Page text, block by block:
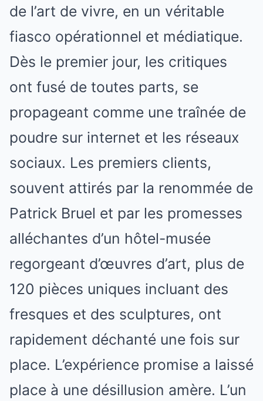
de l’art de vivre, en un véritable
fiasco opérationnel et médiatique.
Dès le premier jour, les critiques
ont fusé de toutes parts, se
propageant comme une traînée de
poudre sur internet et les réseaux
sociaux. Les premiers clients,
souvent attirés par la renommée de
Patrick Bruel et par les promesses
alléchantes d’un hôtel-musée
regorgeant d’œuvres d’art, plus de
120 pièces uniques incluant des
fresques et des sculptures, ont
rapidement déchanté une fois sur
place. L’expérience promise a laissé
place à une désillusion amère. L’un